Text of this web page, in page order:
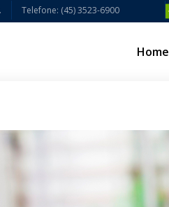
Telefone: (45) 3523-6900
Home